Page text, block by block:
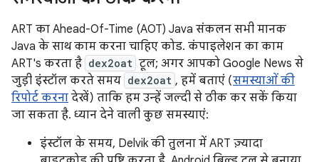
ART का Ahead-Of-Time (AOT) Java संकलन सभी मानक
Java के साथ काम करना चाहिए कोड. कंपाइलेशन का काम
ART's करता है dex2oat टूल; अगर आपको Google News से
जुड़ी इंस्टॉल करते समय dex2oat , हमें बताएं (समस्याओं की
रिपोर्ट करना देखें) ताकि हम उन्हें जल्दी से ठीक कर सकें किया
जा सकता है. ध्यान देने वाली कुछ समस्याएं:
इंस्टॉल के समय, Delvik की तुलना में ART ज़्यादा